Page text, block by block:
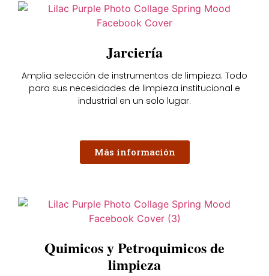
Jarciería
Amplia selección de instrumentos de limpieza. Todo
para sus necesidades de limpieza institucional e
industrial en un solo lugar.
Más información
Quimicos y Petroquimicos de
limpieza